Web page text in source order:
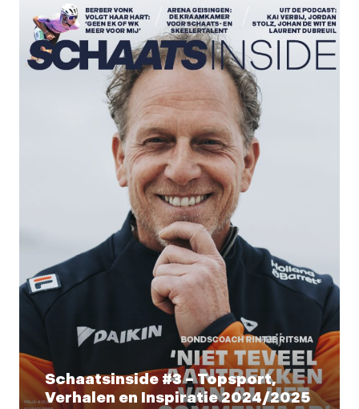
Schaatsinside #3 – Topsport,
Verhalen en Inspiratie 2024/2025